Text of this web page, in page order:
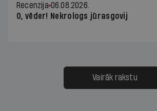
Recenzija 06.08.2026.
O, vēder! Nekrologs jūrasgovij
Vairāk rakstu